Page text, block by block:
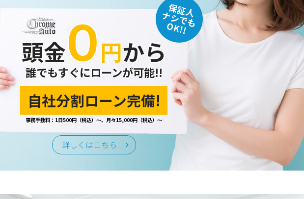
保証人
ナシでも
OK!!
頭金０円から
誰でもすぐにローンが可能!!
自社分割ローン完備!
事務手数料：1日500円（税込）～、月々15,000円（税込）～
詳しくはこちら